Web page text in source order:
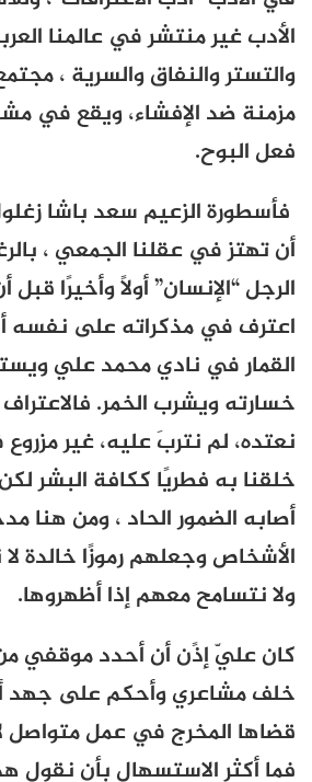
الأدب غير منتشر في عالمنا
والتستر والنفاق والسرية ،
مزمنة ضد الإفشاء، ويقع في
فعل البوح.
فأسطورة الزعيم سعد باشا
أن تهتز في عقلنا الجمعي ،
الرجل “الإنسان” أولًا وأخيرًا قبل
اعترف في مذكراته على نفسه
القمار في نادي محمد علي
خسارته ويشرب الخمر. فالاعتراف
نعتده، لم نتربَ عليه، غير
خلقنا به فطريًا ككافة البشر
أصابه الضمور الحاد ، ومن هنا
الأشخاص وجعلهم رموزًا خالدة
ولا نتسامح معهم إذا أظهروها.
كان عليّ إذًن أن أحدد موقفي
خلف مشاعري وأحكم على جهد
قضاها المخرج في عمل متواصل
فما أكثر الاستسهال بأن نقول